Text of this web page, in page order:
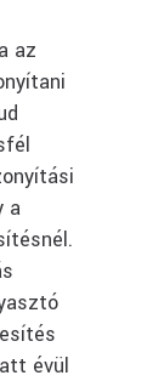
az
a
évül